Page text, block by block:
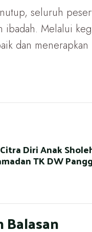
seluruh
ibadah. Melalui
dan
Diri Anak
TK DW